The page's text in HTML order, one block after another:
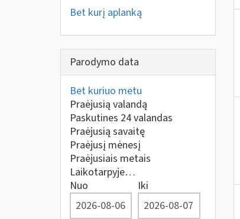
Bet kurį aplanką
Parodymo data
Bet kuriuo metu
Praėjusią valandą
Paskutines 24 valandas
Praėjusią savaitę
Praėjusį mėnesį
Praėjusiais metais
Laikotarpyje…
Nuo
Iki